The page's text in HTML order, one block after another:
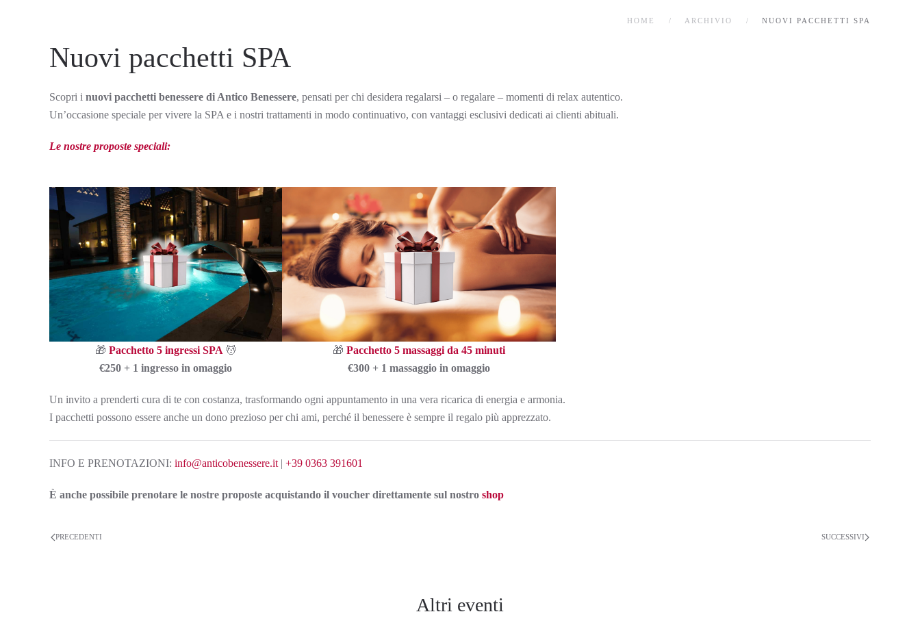
HOME ARCHIVIO NUOVI PACCHETTI SPA
Nuovi pacchetti SPA
Scopri i nuovi pacchetti benessere di Antico Benessere, pensati per chi desidera regalarsi – o regalare – momenti di relax autentico.
Un’occasione speciale per vivere la SPA e i nostri trattamenti in modo continuativo, con vantaggi esclusivi dedicati ai clienti abituali.
Le nostre proposte speciali:
🎁 Pacchetto 5 ingressi SPA💆
€250 + 1 ingresso in omaggio
🎁 Pacchetto 5 massaggi da 45 minuti
€300 + 1 massaggio in omaggio
Un invito a prenderti cura di te con costanza, trasformando ogni appuntamento in una vera ricarica di energia e armonia.
I pacchetti possono essere anche un dono prezioso per chi ami, perché il benessere è sempre il regalo più apprezzato.
INFO E PRENOTAZIONI: info@anticobenessere.it| +39 0363 391601
È anche possibile prenotare le nostre proposte acquistando il voucher direttamente sul nostro shop
PRECEDENTI SUCCESSIVI
Altri eventi